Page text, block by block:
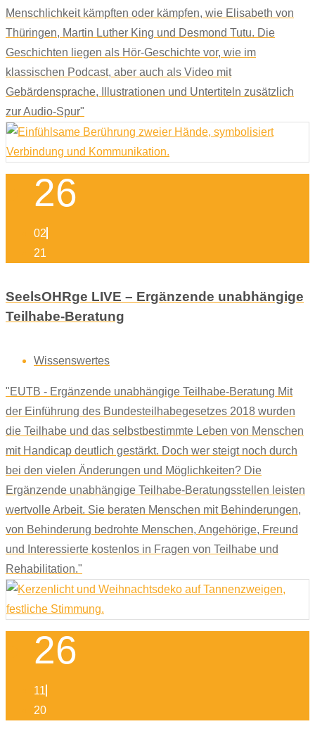
Menschlichkeit kämpften oder kämpfen, wie Elisabeth von
Thüringen, Martin Luther King und Desmond Tutu. Die
Geschichten liegen als Hör-Geschichte vor, wie im
klassischen Podcast, aber auch als Video mit
Gebärdensprache, Illustrationen und Untertiteln zusätzlich
zur Audio-Spur"
26
02
21
SeelsOHRge LIVE – Ergänzende unabhängige
Teilhabe-Beratung
Wissenswertes
"EUTB - Ergänzende unabhängige Teilhabe-Beratung Mit
der Einführung des Bundesteilhabegesetzes 2018 wurden
die Teilhabe und das selbstbestimmte Leben von Menschen
mit Handicap deutlich gestärkt. Doch wer steigt noch durch
bei den vielen Änderungen und Möglichkeiten? Die
Ergänzende unabhängige Teilhabe-Beratungsstellen leisten
wertvolle Arbeit. Sie beraten Menschen mit Behinderungen,
von Behinderung bedrohte Menschen, Angehörige, Freund
und Interessierte kostenlos in Fragen von Teilhabe und
Rehabilitation."
26
11
20